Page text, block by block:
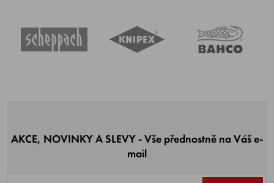
AKCE, NOVINKY A SLEVY - Vše přednostně na Váš e-
mail